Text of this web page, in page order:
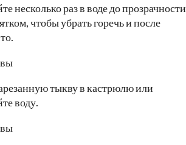
несколько раз в воде до
чтобы убрать горечь и после
тыкву в кастрюлю или
воду.